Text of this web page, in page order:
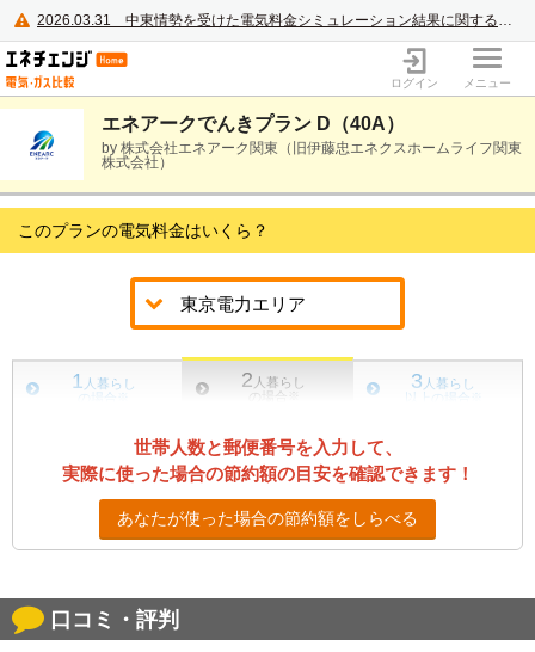
2026.03.31 中東情勢を受けた電気料金シミュレーション結果に関するご案内
電力・ガス比較サイト エネチェンジ
ログイン メニュー
エネアークでんきプラン D（40A）
by 株式会社エネアーク関東（旧伊藤忠エネクスホームライフ関東
株式会社）
このプランの電気料金はいくら？
1 人暮らし
の場合
2 人暮らし
の場合
※
3 人暮らし
以上の場合
世帯人数と郵便番号を入力して、
実際に使った場合の節約額の目安を確認できます！
あなたが使った場合の節約額をしらべる
口コミ・評判